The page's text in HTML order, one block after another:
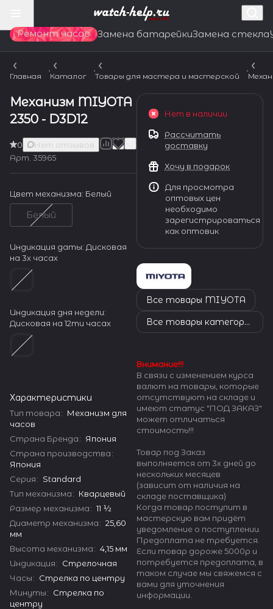
Ремонт часов Замена батарейкиЗамена стекла
Главная Каталог Товары для мастера и мастерской
Механизм MIYOTA
2350 - D3D12
0
Нет отзывов
Арт. 35965
Цвет механизма: Белый
Белый
Индикация даты: Дисковая
на 3х часах
Индикация дня недели:
Дисковая на 12ти часах
Характеристики
Тип товара: Механизм для
часов
Страна Бренда: Япония
Страна производства:
Япония
Серия: Standard
Тип механизма: Кварцевый
Размер механизма: 11 ½
Диаметр механизма: 25,60
мм
Высота механизма: 4,15 мм
Индикация: Стрелочная
Часы: Стрелка по центру
Минуты: Стрелка по
центру
Нет в наличии
Рассчитать
доставку
Хочу в подарок
Для просмотра
оптовых цен
необходимо
зарегистрироваться
как оптовик
Все товары MIYOTA
Все товары категории
Внимание!!!
В связи с изменением курса
валют на товары, которые
отсутствуют на складе и
имеют статус "ПОД ЗАКАЗ"
может отличаться
стоимость!!!
Товар под Заказ
выполняется от 3х дней до
нескольких месяцев
(зависит от наличия на
складе поставщика)
Когда товар поступит в
мастерскую вам придёт
уведомление о поступлении.
Предоплата не требуется.
Если товар дороже 5000р и
потребуется предоплата, в
таком случае мы свяжемся с
вами для уточнения
информации.